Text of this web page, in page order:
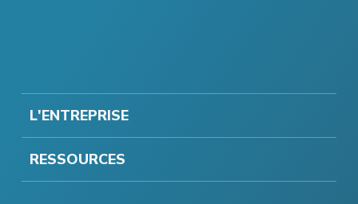
L'ENTREPRISE
RESSOURCES